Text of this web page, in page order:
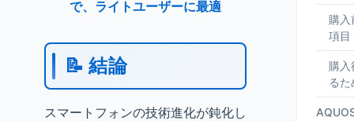
で、ライトユーザーに最適
📝 結論
スマートフォンの技術進化が鈍化し
購入
項目
購入
る